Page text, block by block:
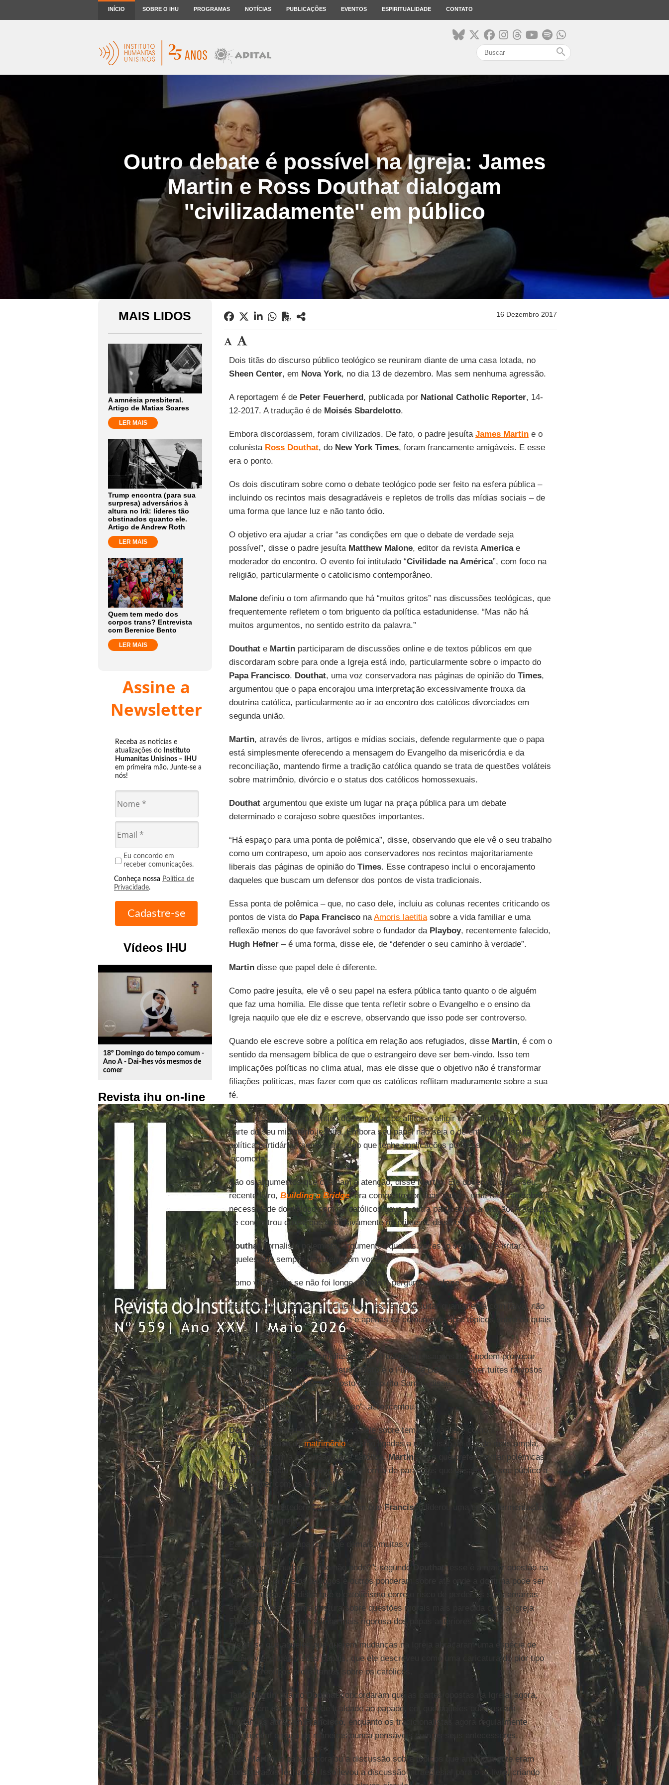
INÍCIO SOBRE O IHU PROGRAMAS NOTÍCIAS PUBLICAÇÕES EVENTOS ESPIRITUALIDADE CONTATO
search
Outro debate é possível na Igreja: James
Martin e Ross Douthat dialogam
''civilizadamente'' em público
MAIS LIDOS
A amnésia presbiteral.
Artigo de Matias Soares
LER MAIS
Trump encontra (para sua
surpresa) adversários à
altura no Irã: líderes tão
obstinados quanto ele.
Artigo de Andrew Roth
LER MAIS
Quem tem medo dos
corpos trans? Entrevista
com Berenice Bento
LER MAIS
Assine a
Newsletter
Receba as notícias e
atualizações do Instituto
Humanitas Unisinos – IHU
em primeira mão. Junte-se a
nós!
Eu concordo em
receber comunicações.
Conheça nossa Política de
Privacidade.
Vídeos IHU
play_circle_outline
18º Domingo do tempo comum -
Ano A - Dai-lhes vós mesmos de
comer
Revista ihu on-line
16 Dezembro 2017
Dois titãs do discurso público teológico se reuniram diante de uma casa lotada, no
Sheen Center, em Nova York, no dia 13 de dezembro. Mas sem nenhuma agressão.
A reportagem é de Peter Feuerherd, publicada por National Catholic Reporter, 14-
12-2017. A tradução é de Moisés Sbardelotto.
Embora discordassem, foram civilizados. De fato, o padre jesuíta James Martine o
colunista Ross Douthat, do New York Times, foram francamente amigáveis. E esse
era o ponto.
Os dois discutiram sobre como o debate teológico pode ser feito na esfera pública –
incluindo os recintos mais desagradáveis e repletos de trolls das mídias sociais – de
uma forma que lance luz e não tanto ódio.
O objetivo era ajudar a criar “as condições em que o debate de verdade seja
possível”, disse o padre jesuíta Matthew Malone, editor da revista Americae
moderador do encontro. O evento foi intitulado “Civilidade na América”, com foco na
religião, particularmente o catolicismo contemporâneo.
Malonedefiniu o tom afirmando que há “muitos gritos” nas discussões teológicas, que
frequentemente refletem o tom briguento da política estadunidense. “Mas não há
muitos argumentos, no sentido estrito da palavra.”
Douthate Martinparticiparam de discussões online e de textos públicos em que
discordaram sobre para onde a Igreja está indo, particularmente sobre o impacto do
Papa Francisco. Douthat, uma voz conservadora nas páginas de opinião do Times,
argumentou que o papa encorajou uma interpretação excessivamente frouxa da
doutrina católica, particularmente ao ir ao encontro dos católicos divorciados em
segunda união.
Martin, através de livros, artigos e mídias sociais, defende regularmente que o papa
está simplesmente oferecendo a mensagem do Evangelho da misericórdia e da
reconciliação, mantendo firme a tradição católica quando se trata de questões voláteis
sobre matrimônio, divórcio e o status dos católicos homossexuais.
Douthatargumentou que existe um lugar na praça pública para um debate
determinado e corajoso sobre questões importantes.
“Há espaço para uma ponta de polêmica”, disse, observando que ele vê o seu trabalho
como um contrapeso, um apoio aos conservadores nos recintos majoritariamente
liberais das páginas de opinião do Times. Esse contrapeso inclui o encorajamento
daqueles que buscam um defensor dos pontos de vista tradicionais.
Essa ponta de polêmica – que, no caso dele, incluiu as colunas recentes criticando os
pontos de vista do Papa FrancisconaAmoris laetitiasobre a vida familiar e uma
reflexão menos do que favorável sobre o fundador da Playboy, recentemente falecido,
Hugh Hefner– é uma forma, disse ele, de “defender o seu caminho à verdade”.
Martindisse que papel dele é diferente.
Como padre jesuíta, ele vê o seu papel na esfera pública tanto quanto o de alguém
que faz uma homilia. Ele disse que tenta refletir sobre o Evangelho e o ensino da
Igreja naquilo que ele diz e escreve, observando que isso pode ser controverso.
Quando ele escreve sobre a política em relação aos refugiados, disse Martin, é com o
sentido da mensagem bíblica de que o estrangeiro deve ser bem-vindo. Isso tem
implicações políticas no clima atual, mas ele disse que o objetivo não é transformar
filiações políticas, mas fazer com que os católicos reflitam maduramente sobre a sua
fé.
Ele vê o seu papel no sentido de “confortar os aflitos e afligir os confortáveis”, como
parte do seu ministério jesuíta. Embora seu papel não seja o de entrar na disputa
política partidária, “se eu tuitar algo que tenha implicações políticas, isso não me
incomoda”.
São os argumentos que chamam a atenção, disseMartin. Ele observou que o seu
recente livro, Building a Bridge, era composto por duas partes, uma reflexão sobre a
necessidade do diálogo com os católicos gays e outra parte sobre a oração. A atenção
se concentrou quase que exclusivamente na primeira, disse ele.
Douthat , jornalista polemista, argumentou que, às vezes, o seu papel “é irritar
aqueles que sempre discutem com você”.
Como você sabe se não foi longe demais?, perguntouMalone.
ParaMartin, suas regras incluem não escrever ou tuitar quando está com raiva, não
atacar as pessoas pessoalmente e apenas se comunicar sobre tópicos sobre os quais
ele sabe algo.
Mesmo assim, disse, as mídias sociais e outras mensagens dele podem provocar
raiva. “Eu posso dizer queJesus Cristo
é o Filho de Deus e receber tuítes raivosos
perguntando por que eu não gosto do Espírito Santo”, disse.
“O tuitar teológico é muito perigoso”, acrescentou.
Douthat observou que as opiniões dele sobre temas isolados – como a
indissolubilidade domatrimônio– estão ligadas a uma visão de mundo mais ampla,
conectada com a sua visão da fé católica.Martindisse que prefere evitar polêmicas
em larga escala e escrever mais na forma de parábolas que desafiam o seu público a
se envolver com os Evangelhos.
Ambos os debatedores concordaram queFranciscoliderou uma era de fermentação
teológica na Igreja.
ParaDouthat , o papa foi longe demais, muitas vezes.
“O que pode mudar e o que não pode?”: segundo Douthat , esse é a maior questão na
Igreja hoje, já que os teólogos e outros ponderam sobre até onde a doutrina pode ser
transformada. Ele disse que o catolicismo corre o risco de perder as suas amarras
éticas ao abraçar uma postura sobre questões morais mais parecida com a Igreja
Episcopal do que com a linha mais rigorosa dos papas anteriores.
Ele disse que aqueles que querem mudanças na Igreja abraçaram uma espécie de
subserviência às visões papais, que ele descreveu como uma caricatura do pior tipo
dos estereótipos protestantes sobre os católicos.
Martin quanto Douthatconcordaram que as partes opostas na Igreja, agora,
inverteram os caminhos de lealdade ao papado, em que aqueles que buscam
mudanças abraçam Francisco, enquanto os tradicionalistas agora regularmente
questionam o papa de maneiras nunca pensáveis com os seus antecessores.
ParaMartin
, o papa encorajou a discussão sobre tópicos que anteriormente eram
considerados fechados. Isso levou a discussão intraeclesial para o ar livre, criando